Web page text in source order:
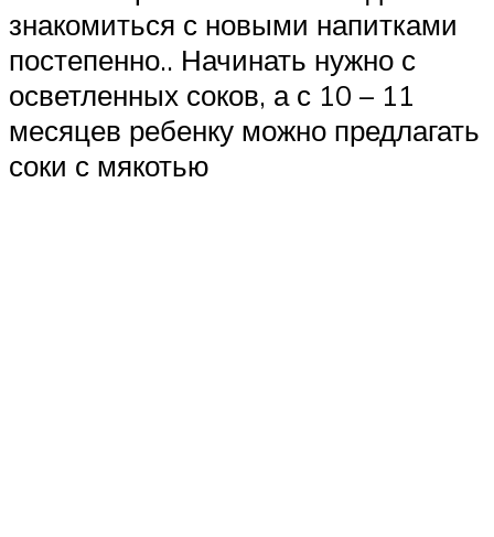
знакомиться с новыми напитками
постепенно.. Начинать нужно с
осветленных соков, а с 10 – 11
месяцев ребенку можно предлагать
соки с мякотью